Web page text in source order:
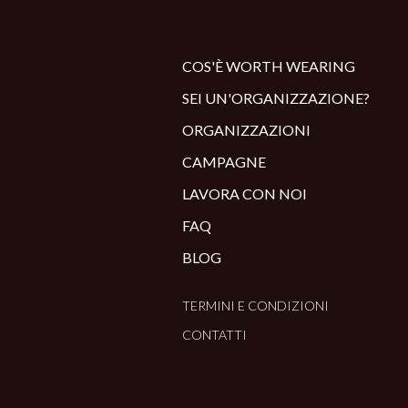
COS'È WORTH WEARING
SEI UN'ORGANIZZAZIONE?
ORGANIZZAZIONI
CAMPAGNE
LAVORA CON NOI
FAQ
BLOG
TERMINI E CONDIZIONI
CONTATTI